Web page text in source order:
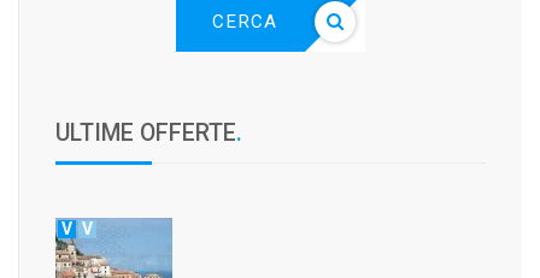
CERCA
ULTIME OFFERTE.
V V